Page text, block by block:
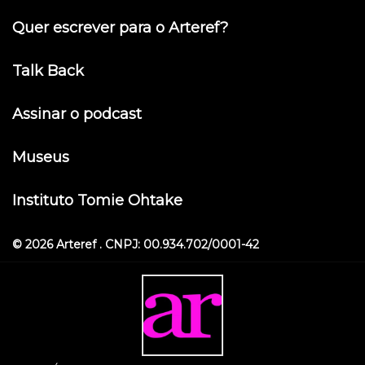
Quer escrever para o Arteref?
Talk Back
Assinar o podcast
Museus
Instituto Tomie Ohtake
© 2026 Arteref . CNPJ: 00.934.702/0001-42